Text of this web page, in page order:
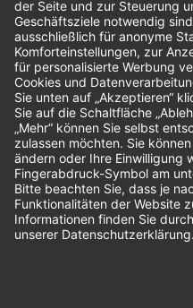
Bestellungen
Sendung verfolgen
Geprüfter Shop